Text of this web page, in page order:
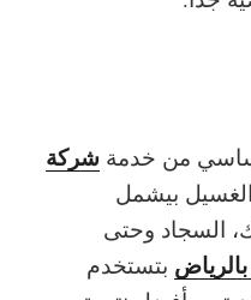
من خدمة شركة
بيشمل
السجاد وحتى
بتستخدم